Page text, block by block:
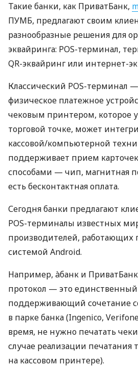
Такие банки, как ПриватБанк,
ПУМБ, предлагают своим
разнообразные решения для
эквайринга: POS-терминал,
QR-эквайринг или интернет-
Классический POS-терминал
физическое платежное
чековым принтером, которое
торговой точке, может
кассовой/компьютерной
поддерживает прием
способами — чип, магнитная
есть бесконтактная оплата.
Сегодня банки предлагают
POS-терминалы известных
производителей, работающих
системой Android.
Например, àбанк и ПриватБанк
протокол — это единственный
поддерживающий сочетание
в парке банка (Ingenico,
время, не нужно печатать
случае реализации печатания
на кассовом принтере).